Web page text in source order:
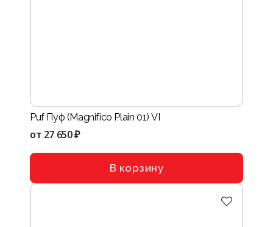
Puf Пуф (Magnifico Plain 01) VI
от 27 650 ₽
В корзину